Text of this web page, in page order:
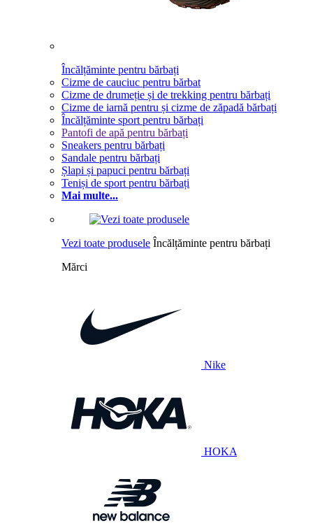
Încălțăminte pentru bărbați
Cizme de cauciuc pentru bărbat
Cizme de drumeție și de trekking pentru bărbați
Cizme de iarnă pentru și cizme de zăpadă bărbați
Încălțăminte sport pentru bărbați
Pantofi de apă pentru bărbați
Sneakers pentru bărbați
Sandale pentru bărbați
Șlapi și papuci pentru bărbați
Teniși de sport pentru bărbați
Mai multe...
Vezi toate produsele Încălțăminte pentru bărbați
Mărci
Nike
HOKA